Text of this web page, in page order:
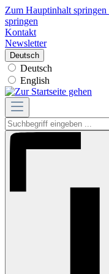
Zum Hauptinhalt springen
springen
Kontakt
Newsletter
Deutsch
Deutsch
English